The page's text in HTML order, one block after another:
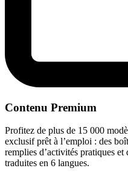
Contenu Premium
Profitez de plus de 15 000
exclusif prêt à l’emploi : des
remplies d’activités pratiques et
traduites en 6 langues.